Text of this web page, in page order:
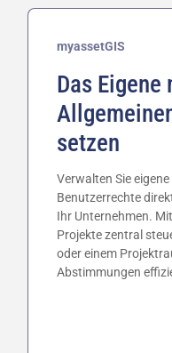
myassetGIS
Das Eigene
setzen
Verwalten Sie
Benutzerrechte
Ihr Unternehmen.
Projekte zentral
oder einem
Abstimmungen